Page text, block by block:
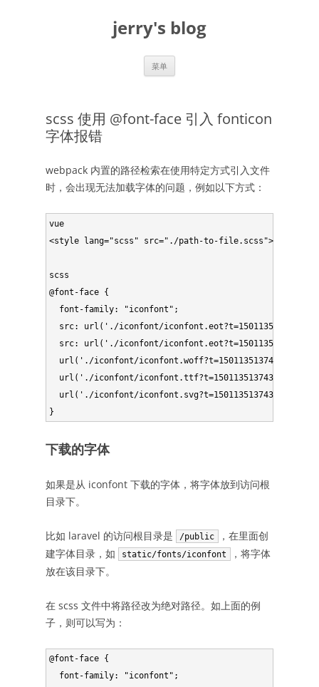
jerry's blog
菜单
scss 使用 @font-face 引入 fonticon
字体报错
webpack 内置的路径检索在使用特定方式引入文件
时，会出现无法加载字体的问题，例如以下方式：
vue
<style lang="scss" src="./path-to-file.scss"></style>
scss
@font-face {
  font-family: "iconfont";
src: url('./iconfont/
src: url('./iconfont/
url('./iconfont/iconfont.woff?t=1501135137439')
url('./iconfont/iconfont.ttf?t=1501135137439')
url('./iconfont/
下载的字体
如果是从 iconfont 下载的字体，将字体放到访问根
目录下。
比如 laravel 的访问根目录是 /public
，在里面创
建字体目录，如
static/fonts/iconfont
，将字体
放在该目录下。
在 scss 文件中将路径改为绝对路径。如上面的例
子，则可以写为：
@font-face {
  font-family: "iconfont";